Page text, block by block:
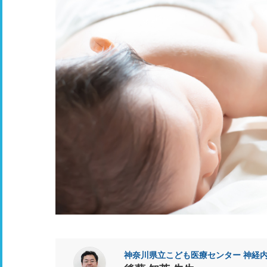
神奈川県立こども医療センター 神経